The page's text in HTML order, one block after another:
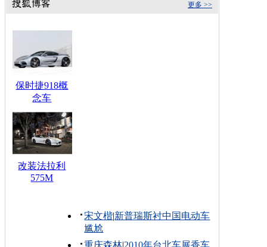
更多 >>
保时捷918概
念车
改装法拉利
575M
宋文楷|新普瑞斯衬中国电动车
尴尬
重庆森林|2010年台北车展香车